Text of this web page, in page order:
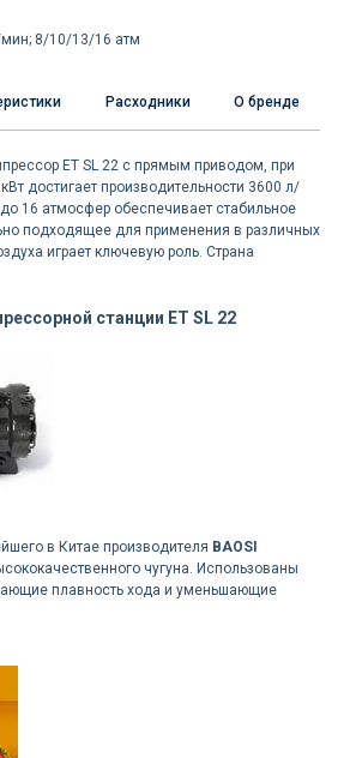
8/10/13/16 атм
Расходники О бренде
ET SL 22 с прямым приводом, при
достигает производительности 3600 л/
16 атмосфер обеспечивает стабильное
подходящее для применения в различных
играет ключевую роль. Страна
станции ET SL 22
в Китае производителя BAOSI
чугуна. Использованы
плавность хода и уменьшающие